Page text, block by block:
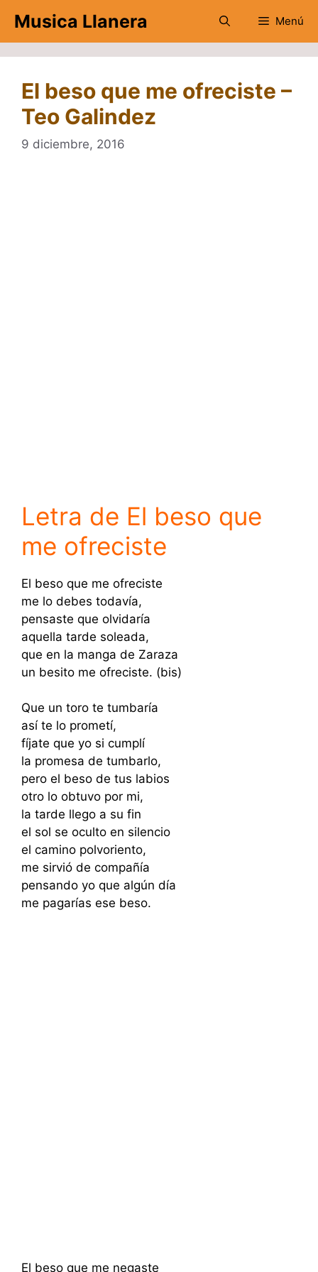
contenido
Musica Llanera Menú
El beso que me ofreciste –
Teo Galindez
9 diciembre, 2016
Letra de El beso que
me ofreciste
El beso que me ofreciste
me lo debes todavía,
pensaste que olvidaría
aquella tarde soleada,
que en la manga de Zaraza
un besito me ofreciste. (bis)
Que un toro te tumbaría
así te lo prometí,
fíjate que yo si cumplí
la promesa de tumbarlo,
pero el beso de tus labios
otro lo obtuvo por mi,
la tarde llego a su fin
el sol se oculto en silencio
el camino polvoriento,
me sirvió de compañía
pensando yo que algún día
me pagarías ese beso.
El beso que me negaste